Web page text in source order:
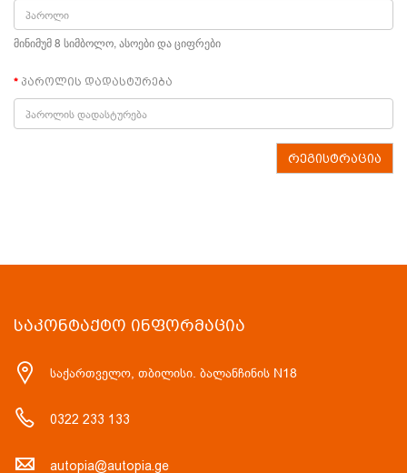
მინიმუმ 8 სიმბოლო, ასოები და ციფრები
პაროლის დადასტურება
ᲡᲐᲙᲝᲜᲢᲐᲥᲢᲝ ᲘᲜᲤᲝᲠᲛᲐᲪᲘᲐ
საქართველო, თბილისი. ბალანჩინის N18
0322 233 133
autopia@autopia.ge